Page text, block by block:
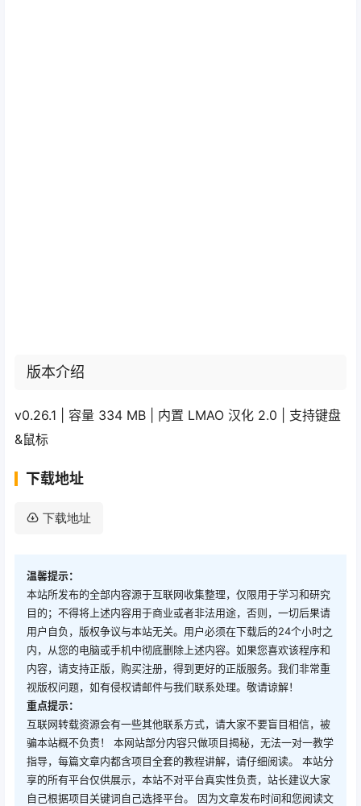
版本介绍
v0.26.1 | 容量 334 MB | 内置 LMAO 汉化 2.0 | 支持键盘
&鼠标
下载地址
下载地址
温馨提示：
本站所发布的全部内容源于互联网收集整理，仅限用于学习和研究
目的；不得将上述内容用于商业或者非法用途，否则，一切后果请
用户自负，版权争议与本站无关。用户必须在下载后的24个小时之
内，从您的电脑或手机中彻底删除上述内容。如果您喜欢该程序和
内容，请支持正版，购买注册，得到更好的正版服务。我们非常重
视版权问题，如有侵权请邮件与我们联系处理。敬请谅解！
重点提示：
互联网转载资源会有一些其他联系方式，请大家不要盲目相信，被
骗本站概不负责！ 本网站部分内容只做项目揭秘，无法一对一教学
指导，每篇文章内都含项目全套的教程讲解，请仔细阅读。 本站分
享的所有平台仅供展示，本站不对平台真实性负责，站长建议大家
自己根据项目关键词自己选择平台。 因为文章发布时间和您阅读文